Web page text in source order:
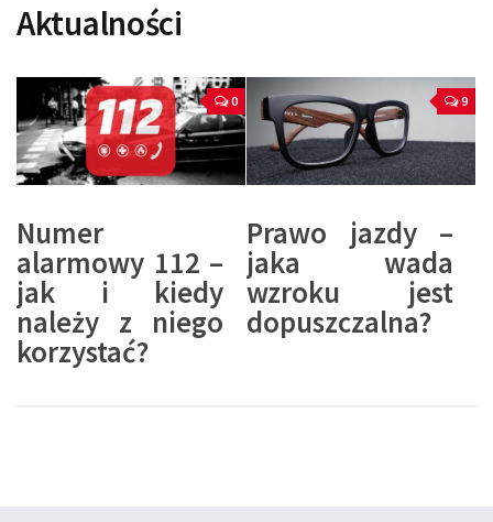
Aktualności
0
Numer
alarmowy 112 –
jak i kiedy
należy z niego
korzystać?
9
Prawo jazdy –
jaka wada
wzroku jest
dopuszczalna?